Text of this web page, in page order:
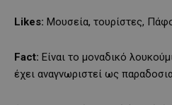
Likes: Μουσεία, τουρίστες,
Fact: Είναι το μοναδικό
έχει αναγνωριστεί ως